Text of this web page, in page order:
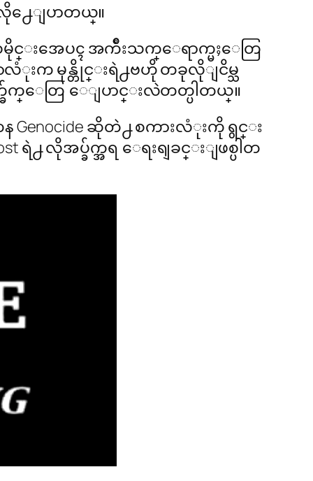
႕ေျပာတယ္။
သမိုင္းအေပၚ အက်ိဳးသက္ေရာက္မႈေတြ
းက မုန္တိုင္းရဲ႕ဗဟို တခုလိုျငိမ္သ
ခ်က္ေတြ ေျပာင္းလဲတတ္ပါတယ္။
Genocide ဆိုတဲ႕ စကားလံုးကို ရွင္း
႕ လိုအပ္ခ်က္အရ ေရးရျခင္းျဖစ္ပါတ